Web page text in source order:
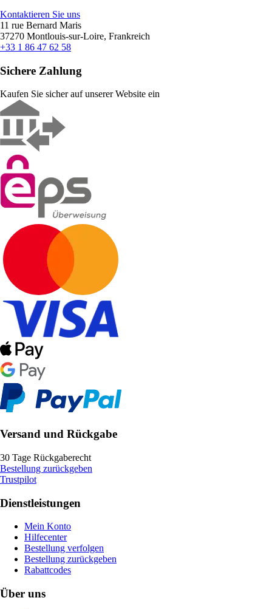
Kontaktieren Sie uns
11 rue Bernard Maris
37270 Montlouis-sur-Loire, Frankreich
+33 1 86 47 62 58
Sichere Zahlung
Kaufen Sie sicher auf unserer Website ein
Versand und Rückgabe
30 Tage Rückgaberecht
Bestellung zurückgeben
Trustpilot
Dienstleistungen
Mein Konto
Hilfecenter
Bestellung verfolgen
Bestellung zurückgeben
Rabattcodes
Über uns